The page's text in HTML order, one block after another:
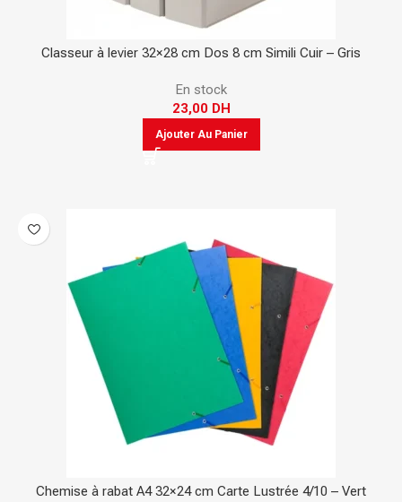
Classeur à levier 32×28 cm Dos 8 cm Simili Cuir – Gris
En stock
23,00 DH
Ajouter Au Panier
Chemise à rabat A4 32×24 cm Carte Lustrée 4/10 – Vert